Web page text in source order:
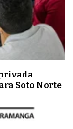
Soto Norte